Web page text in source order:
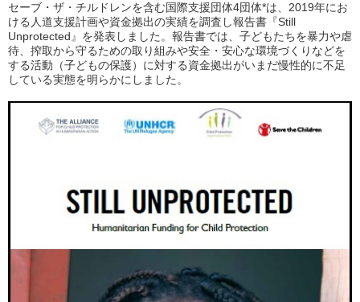
セーブ・ザ・チルドレンを含む国際支援団体4団体*は、2019年にお
ける人道支援計画や資金拠出の実績を調査し報告書『Still
Unprotected』を発表しました。報告書では、子どもたちを暴力や虐
待、搾取から守るための取り組みや安全・安心な環境づくりなどを
する活動（子どもの保護）に対する資金拠出がいまだ慢性的に不足
している実態を明らかにしました。